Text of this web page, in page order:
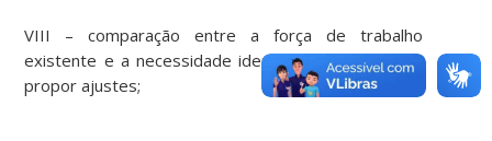
VIII – comparação entre a força de trabalho
existente e a necessidade identificada, de forma a
propor ajustes;